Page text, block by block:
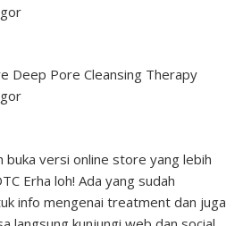
buka versi online store yang lebih
Erha loh! Ada yang sudah
info mengenai treatment dan juga